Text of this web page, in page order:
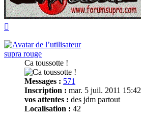
supra rouge
Ca toussotte !
Messages : 571
Inscription : mar. 5 juil. 2011 15:42
vos attentes : des jdm partout
Localisation : 42